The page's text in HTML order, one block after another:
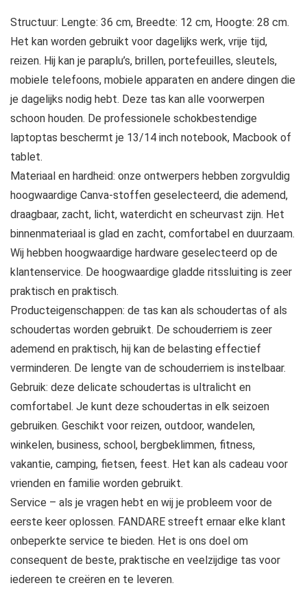
Structuur: Lengte: 36 cm, Breedte: 12 cm, Hoogte: 28 cm.
Het kan worden gebruikt voor dagelijks werk, vrije tijd,
reizen. Hij kan je paraplu’s, brillen, portefeuilles, sleutels,
mobiele telefoons, mobiele apparaten en andere dingen die
je dagelijks nodig hebt. Deze tas kan alle voorwerpen
schoon houden. De professionele schokbestendige
laptoptas beschermt je 13/14 inch notebook, Macbook of
tablet.
Materiaal en hardheid: onze ontwerpers hebben zorgvuldig
hoogwaardige Canva-stoffen geselecteerd, die ademend,
draagbaar, zacht, licht, waterdicht en scheurvast zijn. Het
binnenmateriaal is glad en zacht, comfortabel en duurzaam.
Wij hebben hoogwaardige hardware geselecteerd op de
klantenservice. De hoogwaardige gladde ritssluiting is zeer
praktisch en praktisch.
Producteigenschappen: de tas kan als schoudertas of als
schoudertas worden gebruikt. De schouderriem is zeer
ademend en praktisch, hij kan de belasting effectief
verminderen. De lengte van de schouderriem is instelbaar.
Gebruik: deze delicate schoudertas is ultralicht en
comfortabel. Je kunt deze schoudertas in elk seizoen
gebruiken. Geschikt voor reizen, outdoor, wandelen,
winkelen, business, school, bergbeklimmen, fitness,
vakantie, camping, fietsen, feest. Het kan als cadeau voor
vrienden en familie worden gebruikt.
Service – als je vragen hebt en wij je probleem voor de
eerste keer oplossen. FANDARE streeft ernaar elke klant
onbeperkte service te bieden. Het is ons doel om
consequent de beste, praktische en veelzijdige tas voor
iedereen te creëren en te leveren.